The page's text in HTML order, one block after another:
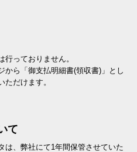
っておりません。
から「御支払明細書(領収書)」とし
だけます。
て
は、弊社にて1年間保管させていた